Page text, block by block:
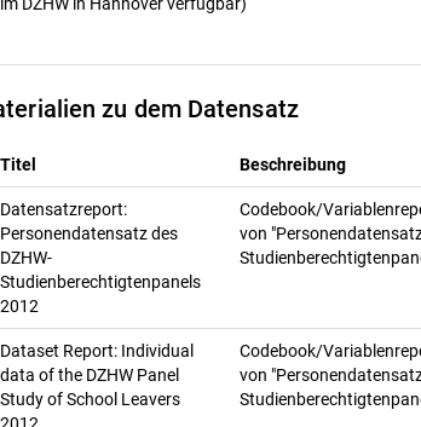
zu dem Datensatz
Titel Beschreibung
Datensatzreport:
Personendatensatz des
DZHW-
Studienberechtigtenpanels
2012
Codebook/
von
Dataset Report: Individual
data of the DZHW Panel
Study of School Leavers
Codebook/
von